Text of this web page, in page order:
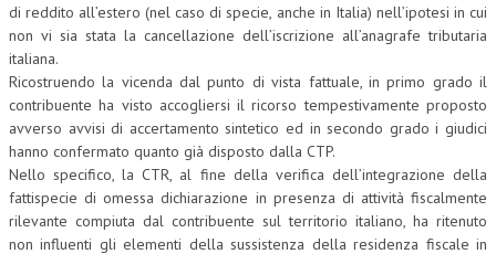
di reddito all’estero (nel caso di specie, anche in Italia) nell’ipotesi in cui
non vi sia stata la cancellazione dell’iscrizione all’anagrafe tributaria
italiana.
Ricostruendo la vicenda dal punto di vista fattuale, in primo grado il
contribuente ha visto accogliersi il ricorso tempestivamente proposto
avverso avvisi di accertamento sintetico ed in secondo grado i giudici
hanno confermato quanto già disposto dalla CTP.
Nello specifico, la CTR, al fine della verifica dell’integrazione della
fattispecie di omessa dichiarazione in presenza di attività fiscalmente
rilevante compiuta dal contribuente sul territorio italiano, ha ritenuto
non influenti gli elementi della sussistenza della residenza fiscale in